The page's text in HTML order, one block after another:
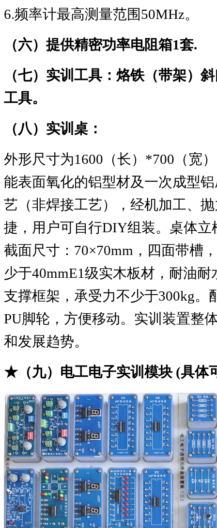
6.频率计最高测量范围50MHz。
（六）提供精密功率电阻箱1套.
（七）实训工具：烙铁（带架）
工具。
（八）实训桌：
外形尺寸为1600 （长） *700 （宽）
能表面氧化的铝型材及一次成型
艺（非焊接工艺），经机加工、
捷，用户可自行DIY组装。桌体立
截面尺寸： 70×70mm ，四面带槽
少于40mmE1级实木板材，耐油耐
支撑框架，承受力不少于300kg。
PU脚轮，方便移动。实训装置整
和发展趋势。
★（九）电工电子实训模块(具体